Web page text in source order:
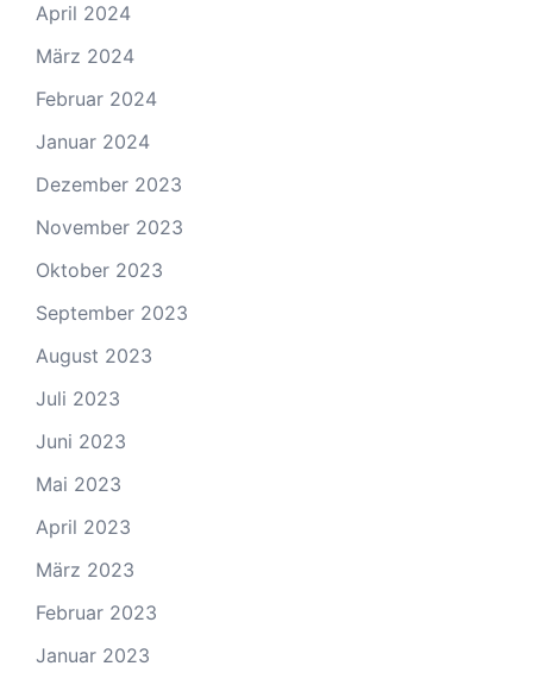
April 2024
März 2024
Februar 2024
Januar 2024
Dezember 2023
November 2023
Oktober 2023
September 2023
August 2023
Juli 2023
Juni 2023
Mai 2023
April 2023
März 2023
Februar 2023
Januar 2023